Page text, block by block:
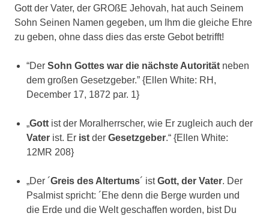
Gott der Vater, der GROßE Jehovah, hat auch Seinem
Sohn Seinen Namen gegeben, um Ihm die gleiche Ehre
zu geben, ohne dass dies das erste Gebot betrifft!
“Der Sohn Gottes war die nächste Autorität neben
dem großen Gesetzgeber.” {Ellen White: RH,
December 17, 1872 par. 1}
„Gott ist der Moralherrscher, wie Er zugleich auch der
Vater ist. Er ist der Gesetzgeber.“ {Ellen White:
12MR 208}
„Der ´Greis des Altertums´ istGott, der Vater. Der
Psalmist spricht: ´Ehe denn die Berge wurden und
die Erde und die Welt geschaffen worden, bist Du